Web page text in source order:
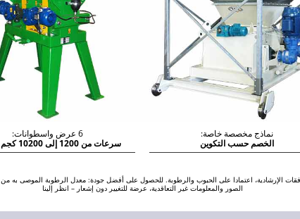
6 عرض واسطوانات:
سرعات من 1200 إلى 10200 كجم / ساعة
نماذج مخصصة خاصة:
الخصم حسب التكوين
الإرشادية، اعتمادا على الحبوب والرطوبة. للحصول على أفضل جودة: معدل الرطوبة الموصى به من 14-16٪.
الصور والمعلومات غير التعاقدية، عرضة للتغيير دون إشعار – انظر إلينا